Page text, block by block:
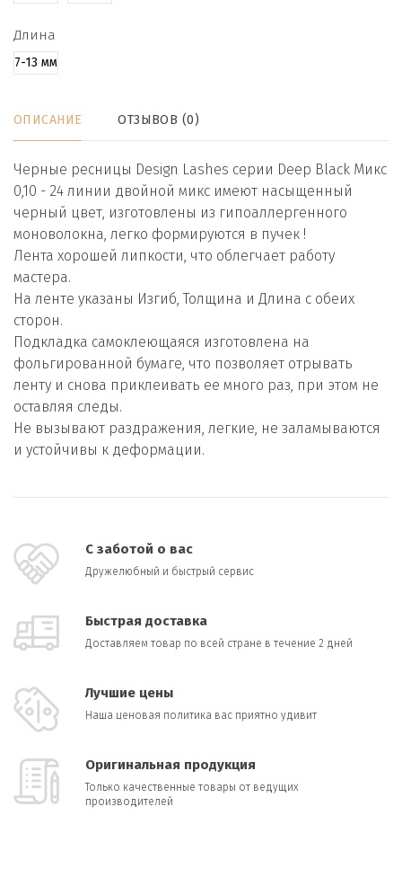
Длина
7-13 мм
ОПИСАНИЕ ОТЗЫВОВ (0)
Черные ресницы Design Lashes серии Deep Black Микс
0,10 - 24 линии двойной микс имеют насыщенный
черный цвет, изготовлены из гипоаллергенного
моноволокна, легко формируются в пучек !
Лента хорошей липкости, что облегчает работу
мастера.
На ленте указаны Изгиб, Толщина и Длина с обеих
сторон.
Подкладка самоклеющаяся изготовлена на
фольгированной бумаге, что позволяет отрывать
ленту и снова приклеивать ее много раз, при этом не
оставляя следы.
Не вызывают раздражения, легкие, не заламываются
и устойчивы к деформации.
С заботой о вас
Дружелюбный и быстрый сервис
Быстрая доставка
Доставляем товар по всей стране в течение 2 дней
Лучшие цены
Наша ценовая политика вас приятно удивит
Оригинальная продукция
Только качественные товары от ведущих
производителей